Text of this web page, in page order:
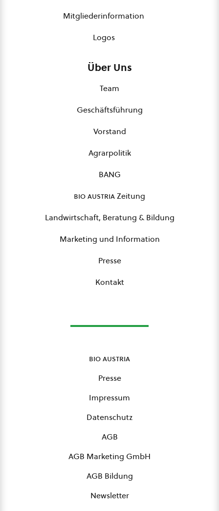
Mitgliederinformation
Logos
Über Uns
Team
Geschäftsführung
Vorstand
Agrarpolitik
BANG
bio austriaZeitung
Landwirtschaft, Beratung & Bildung
Marketing und Information
Presse
Kontakt
bio austria
Presse
Impressum
Datenschutz
AGB
AGB Marketing GmbH
AGB Bildung
Newsletter